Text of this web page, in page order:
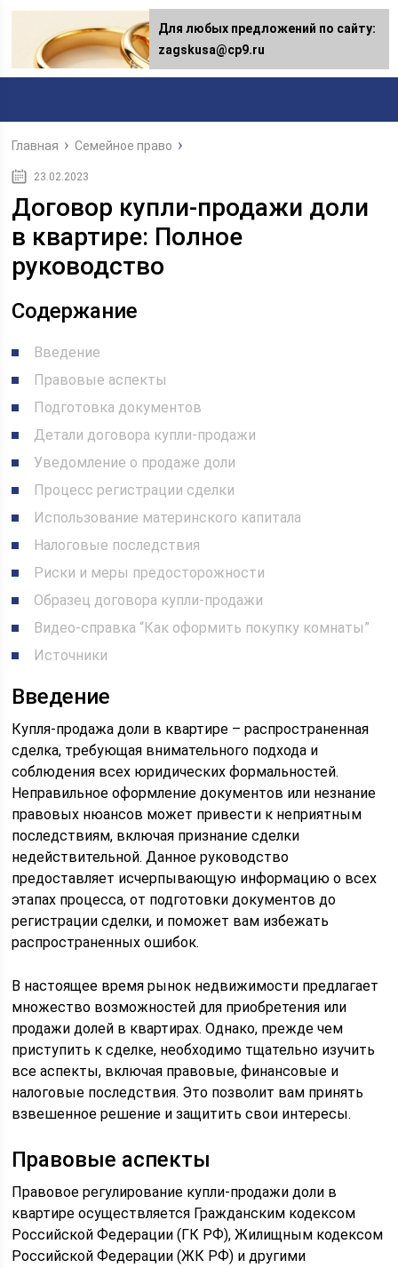
Главная Семейное право
23.02.2023
Договор купли-продажи доли
в квартире: Полное
руководство
Содержание
Введение
Правовые аспекты
Подготовка документов
Детали договора купли-продажи
Уведомление о продаже доли
Процесс регистрации сделки
Использование материнского капитала
Налоговые последствия
Риски и меры предосторожности
Образец договора купли-продажи
Видео-справка “Как оформить покупку комнаты”
Источники
Введение
Купля-продажа доли в квартире – распространенная
сделка, требующая внимательного подхода и
соблюдения всех юридических формальностей.
Неправильное оформление документов или незнание
правовых нюансов может привести к неприятным
последствиям, включая признание сделки
недействительной. Данное руководство
предоставляет исчерпывающую информацию о всех
этапах процесса, от подготовки документов до
регистрации сделки, и поможет вам избежать
распространенных ошибок.
В настоящее время рынок недвижимости предлагает
множество возможностей для приобретения или
продажи долей в квартирах. Однако, прежде чем
приступить к сделке, необходимо тщательно изучить
все аспекты, включая правовые, финансовые и
налоговые последствия. Это позволит вам принять
взвешенное решение и защитить свои интересы.
Правовые аспекты
Правовое регулирование купли-продажи доли в
квартире осуществляется Гражданским кодексом
Российской Федерации (ГК РФ), Жилищным кодексом
Российской Федерации (ЖК РФ) и другими
Для любых предложений по сайту:
[email protected]
Для любых предложений по сайту:
zagskusa@cp9.ru